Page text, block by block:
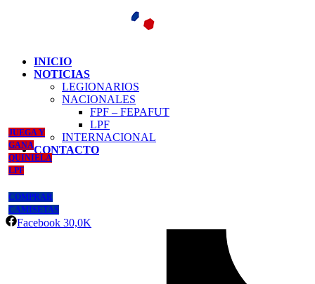
INICIO
NOTICIAS
LEGIONARIOS
NACIONALES
FPF – FEPAFUT
LPF
INTERNACIONAL
CONTACTO
JUEGA Y
GANA
QUINIELA
LPF
COMPRAR
CAMISETAS
Facebook 30,0K